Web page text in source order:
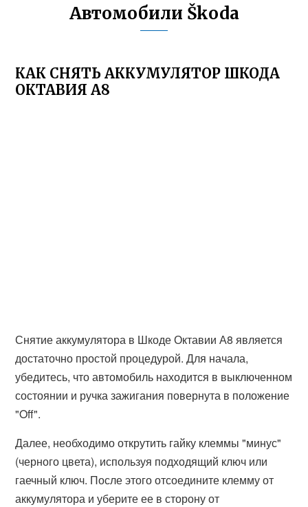
Автомобили Škoda
КАК СНЯТЬ АККУМУЛЯТОР ШКОДА
ОКТАВИЯ А8
Снятие аккумулятора в Шкоде Октавии А8 является
достаточно простой процедурой. Для начала,
убедитесь, что автомобиль находится в выключенном
состоянии и ручка зажигания повернута в положение
"Off".
Далее, необходимо открутить гайку клеммы "минус"
(черного цвета), используя подходящий ключ или
гаечный ключ. После этого отсоедините клемму от
аккумулятора и уберите ее в сторону от